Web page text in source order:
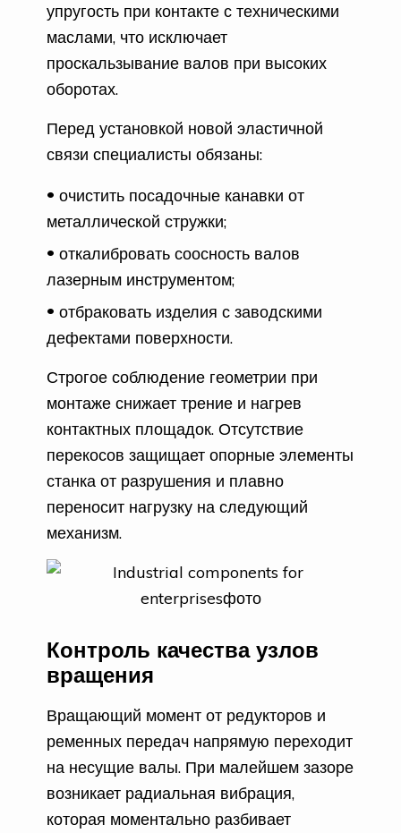
упругость при контакте с техническими
маслами, что исключает
проскальзывание валов при высоких
оборотах.
Перед установкой новой эластичной
связи специалисты обязаны:
очистить посадочные канавки от
металлической стружки;
откалибровать соосность валов
лазерным инструментом;
отбраковать изделия с заводскими
дефектами поверхности.
Строгое соблюдение геометрии при
монтаже снижает трение и нагрев
контактных площадок. Отсутствие
перекосов защищает опорные элементы
станка от разрушения и плавно
переносит нагрузку на следующий
механизм.
Контроль качества узлов
вращения
Вращающий момент от редукторов и
ременных передач напрямую переходит
на несущие валы. При малейшем зазоре
возникает радиальная вибрация,
которая моментально разбивает